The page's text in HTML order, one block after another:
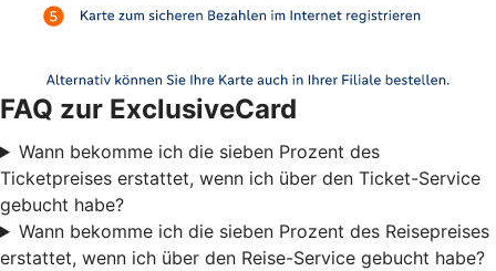
FAQ zur ExclusiveCard
Wann bekomme ich die sieben Prozent des
Ticketpreises erstattet, wenn ich über den Ticket-Service
gebucht habe?
Wann bekomme ich die sieben Prozent des Reisepreises
erstattet, wenn ich über den Reise-Service gebucht habe?